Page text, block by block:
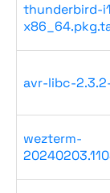
thunderbird-
avr-libc-
wezterm-